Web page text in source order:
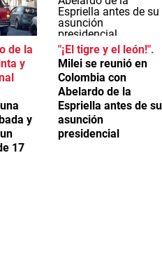
de la
y
y
17
"¡El tigre y el león!"
Milei se reunió en
Colombia con
Abelardo de la
Espriella antes de su
asunción
presidencial